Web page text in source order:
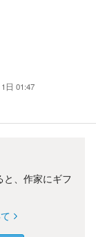
日 01:47
と、作家にギフ